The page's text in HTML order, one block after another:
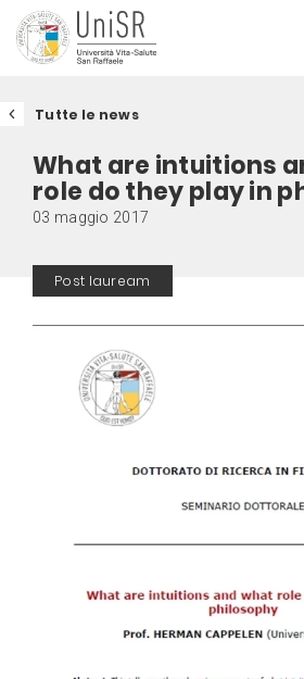
Tutte le news
What are intuitions
role do they play in
03 maggio 2017
Post lauream